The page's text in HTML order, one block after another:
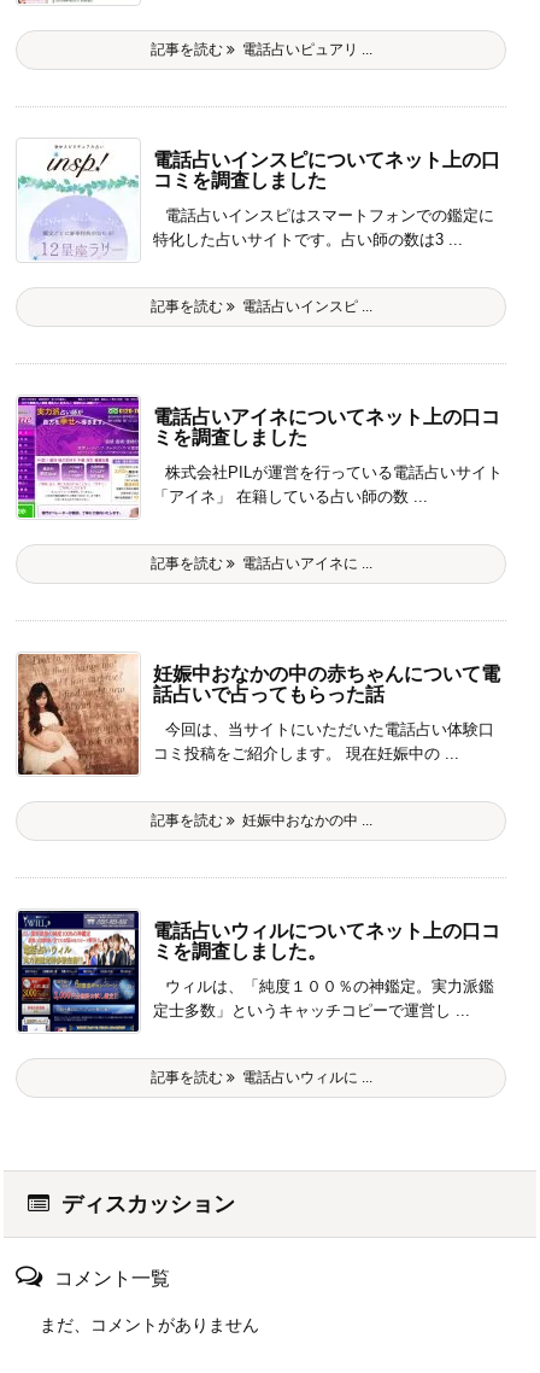
記事を読む 電話占いピュアリ ...
電話占いインスピについてネット上の口
コミを調査しました
電話占いインスピはスマートフォンでの鑑定に
特化した占いサイトです。占い師の数は3 ...
記事を読む 電話占いインスピ ...
電話占いアイネについてネット上の口コ
ミを調査しました
株式会社PILが運営を行っている電話占いサイト
「アイネ」 在籍している占い師の数 ...
記事を読む 電話占いアイネに ...
妊娠中おなかの中の赤ちゃんについて電
話占いで占ってもらった話
今回は、当サイトにいただいた電話占い体験口
コミ投稿をご紹介します。 現在妊娠中の ...
記事を読む 妊娠中おなかの中 ...
電話占いウィルについてネット上の口コ
ミを調査しました。
ウィルは、「純度１００％の神鑑定。実力派鑑
定士多数」というキャッチコピーで運営し ...
記事を読む 電話占いウィルに ...
ディスカッション
コメント一覧
まだ、コメントがありません